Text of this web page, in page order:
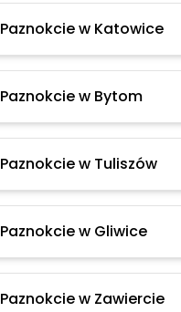
Paznokcie w Katowice
Paznokcie w Bytom
Paznokcie w Tuliszów
Paznokcie w Gliwice
Paznokcie w Zawiercie